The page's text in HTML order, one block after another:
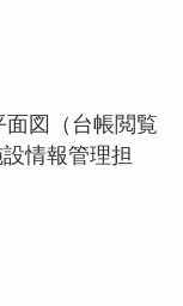
図（台帳閲覧
情報管理担